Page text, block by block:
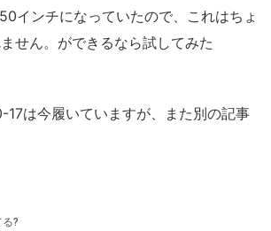
インチになっていたので、これはちょ
せん。ができるなら試してみた
17は今履いていますが、また別の記事